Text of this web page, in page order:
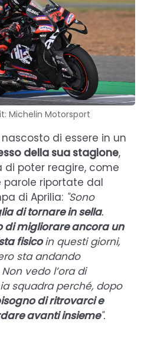
Michelin Motorsport
di essere in un
della sua stagione,
di poter reagire, come
parole riportate dal
di Aprilia: "Sono
di tornare in sella.
di migliorare ancora un
fisicoin questi giorni,
sta andando
vedo l’ora di
squadra perché, dopo
di ritrovarci e
avanti insieme".